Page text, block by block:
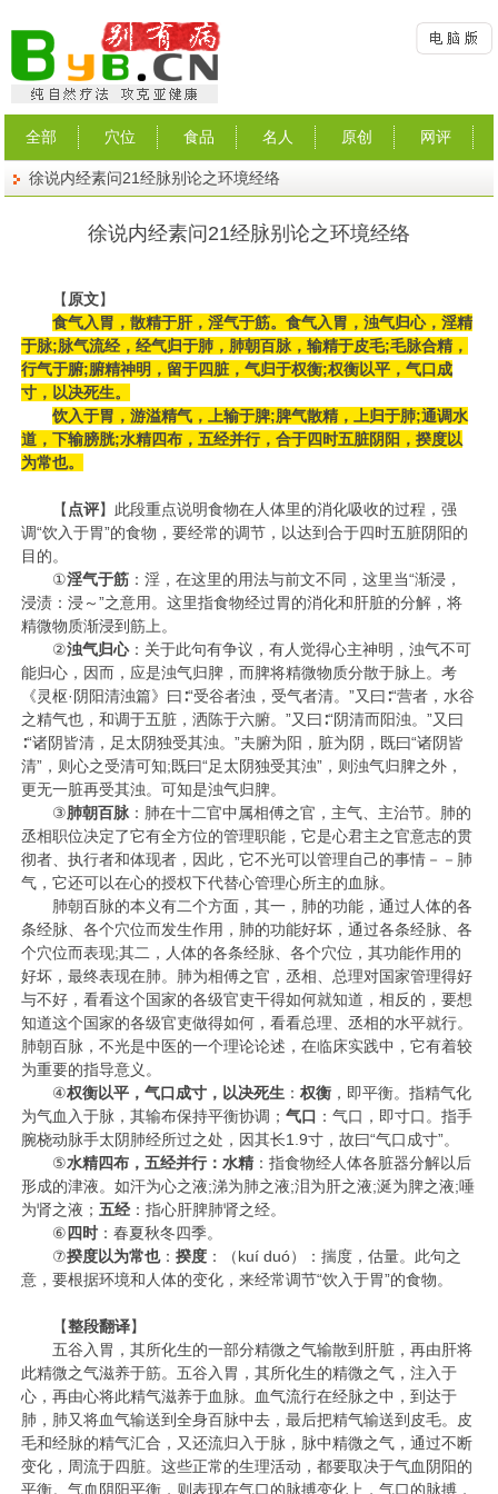
全部 穴位 食品 名人 原创 网评
徐说内经素问21经脉别论之环境经络
徐说内经素问21经脉别论之环境经络
【 原文】
食气入胃，散精于肝，淫气于筋。食气入胃，浊气归心，淫精
于脉;脉气流经，经气归于肺，肺朝百脉，输精于皮毛;毛脉合精，
行气于腑;腑精神明，留于四脏，气归于权衡;权衡以平，气口成
寸，以决死生。
饮入于胃，游溢精气，上输于脾;脾气散精，上归于肺;通调水
道，下输膀胱;水精四布，五经并行，合于四时五脏阴阳，揆度以
为常也。
【 点评】此段重点说明食物在人体里的消化吸收的过程，强
调“饮入于胃”的食物，要经常的调节，以达到合于四时五脏阴阳的
目的。
①淫气于筋 ：淫，在这里的用法与前文不同，这里当“渐浸，
浸渍：浸～”之意用。这里指食物经过胃的消化和肝脏的分解，将
精微物质渐浸到筋上。
②浊气归心：关于此句有争议，有人觉得心主神明，浊气不可
能归心，因而，应是浊气归脾，而脾将精微物质分散于脉上。考
《灵枢·阴阳清浊篇》曰∶“受谷者浊，受气者清。”又曰∶“营者，水谷
之精气也，和调于五脏，洒陈于六腑。”又曰∶“阴清而阳浊。”又曰
∶“诸阴皆清，足太阴独受其浊。”夫腑为阳，脏为阴，既曰“诸阴皆
清”，则心之受清可知;既曰“足太阴独受其浊”，则浊气归脾之外，
更无一脏再受其浊。可知是浊气归脾。
③肺朝百脉 ：肺在十二官中属相傅之官，主气、主治节。肺的
丞相职位决定了它有全方位的管理职能，它是心君主之官意志的贯
彻者、执行者和体现者，因此，它不光可以管理自己的事情－－肺
气，它还可以在心的授权下代替心管理心所主的血脉。
肺朝百脉的本义有二个方面，其一，肺的功能，通过人体的各
条经脉、各个穴位而发生作用，肺的功能好坏，通过各条经脉、各
个穴位而表现;其二，人体的各条经脉、各个穴位，其功能作用的
好坏，最终表现在肺。肺为相傅之官，丞相、总理对国家管理得好
与不好，看看这个国家的各级官吏干得如何就知道，相反的，要想
知道这个国家的各级官吏做得如何，看看总理、丞相的水平就行。
肺朝百脉，不光是中医的一个理论论述，在临床实践中，它有着较
为重要的指导意义。
④权衡以平，气口成寸，以决死生 ：权衡 ，即平衡。指精气化
为气血入于脉，其输布保持平衡协调；气口 ：气口，即寸口。指手
腕桡动脉手太阴肺经所过之处，因其长1.9寸，故曰“气口成寸”。
⑤水精四布，五经并行：水精 ：指食物经人体各脏器分解以后
形成的津液。如汗为心之液;涕为肺之液;泪为肝之液;涎为脾之液;唾
为肾之液；五经：指心肝脾肺肾之经。
⑥ 四时 ：春夏秋冬四季。
⑦揆度以为常也：揆度 ：（kuí duó）：揣度，估量。此句之
意，要根据环境和人体的变化，来经常调节“饮入于胃”的食物。
【整段翻译】
五谷入胃，其所化生的一部分精微之气输散到肝脏，再由肝将
此精微之气滋养于筋。五谷入胃，其所化生的精微之气，注入于
心，再由心将此精气滋养于血脉。血气流行在经脉之中，到达于
肺，肺又将血气输送到全身百脉中去，最后把精气输送到皮毛。皮
毛和经脉的精气汇合，又还流归入于脉，脉中精微之气，通过不断
变化，周流于四脏。这些正常的生理活动，都要取决于气血阴阳的
平衡。气血阴阳平衡，则表现在气口的脉搏变化上，气口的脉搏，